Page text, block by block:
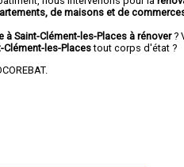
de maisons et de
à Saint-Clément-les-Places à rénover?
Clément-les-Placestout corps d'état ?